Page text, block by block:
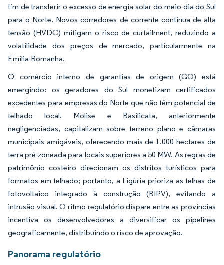
fim de transferir o excesso de energia solar do meio-dia do Sul
para o Norte. Novos corredores de corrente contínua de alta
tensão (HVDC) mitigam o risco de curtailment, reduzindo a
volatilidade dos preços de mercado, particularmente na
Emília-Romanha.
O comércio interno de garantias de origem (GO) está
emergindo: os geradores do Sul monetizam certificados
excedentes para empresas do Norte que não têm potencial de
telhado local. Molise e Basilicata, anteriormente
negligenciadas, capitalizam sobre terreno plano e câmaras
municipais amigáveis, oferecendo mais de 1.000 hectares de
terra pré-zoneada para locais superiores a 50 MW. As regras de
patrimônio costeiro direcionam os distritos turísticos para
formatos em telhado; portanto, a Ligúria prioriza as telhas de
fotovoltaico integrado à construção (BIPV), evitando a
intrusão visual. O ritmo regulatório díspare entre as províncias
incentiva os desenvolvedores a diversificar os pipelines
geograficamente, distribuindo o risco de aprovação.
Panorama regulatório